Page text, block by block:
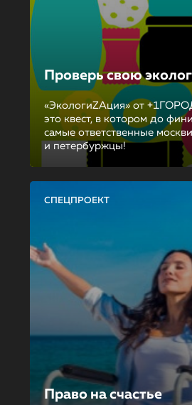
Проверь свою
«ЭкологиZAция» от
это квест, в котором до
самые ответственные
и петербуржцы!
СПЕЦПРОЕКТ
Право на счастье